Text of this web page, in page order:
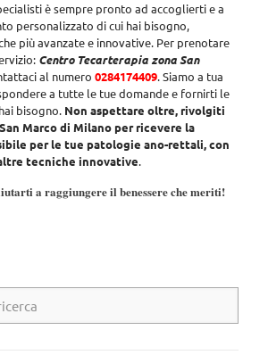
è sempre pronto ad accoglierti e a
personalizzato di cui hai bisogno,
più avanzate e innovative. Per prenotare
Centro Tecarterapia zona San
al numero 0284174409. Siamo a tua
a tutte le tue domande e fornirti le
bisogno. Non aspettare oltre, rivolgiti
Marco di Milano per ricevere la
per le tue patologie ano-rettali, con
tecniche innovative.
a raggiungere il benessere che meriti!